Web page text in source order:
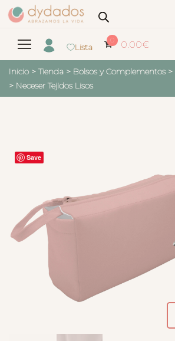
Lista
0 0.00€
Inicio > Tienda > Bolsos y Complementos >
> Neceser Tejidos Lisos
Save